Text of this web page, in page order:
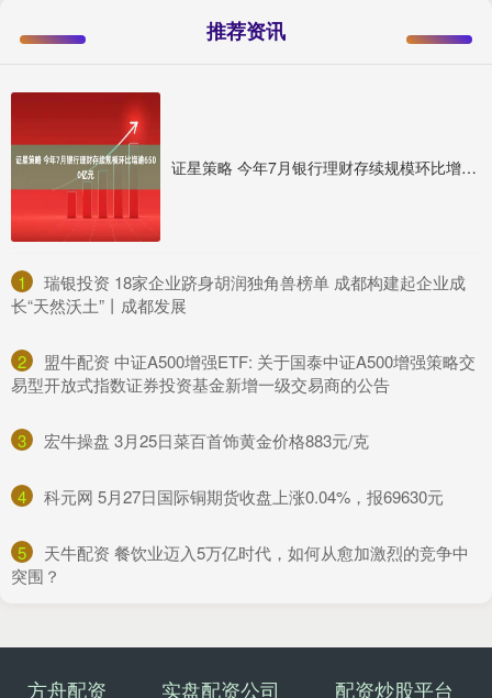
推荐资讯
证星策略 今年7月银行理财存续规模环比增逾6500亿元
1
​瑞银投资 18家企业跻身胡润独角兽榜单 成都构建起企业成
长“天然沃土”丨成都发展
2
​盟牛配资 中证A500增强ETF: 关于国泰中证A500增强策略交
易型开放式指数证券投资基金新增一级交易商的公告
3 ​宏牛操盘 3月25日菜百首饰黄金价格883元/克
4 ​科元网 5月27日国际铜期货收盘上涨0.04%，报69630元
5
​天牛配资 餐饮业迈入5万亿时代，如何从愈加激烈的竞争中
突围？
方舟配资 实盘配资公司 配资炒股平台